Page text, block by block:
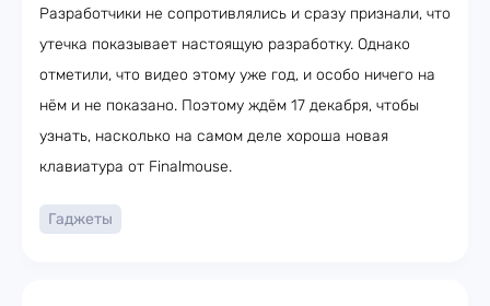
Разработчики не сопротивлялись и сразу признали, что
утечка показывает настоящую разработку. Однако
отметили, что видео этому уже год, и особо ничего на
нём и не показано. Поэтому ждём 17 декабря, чтобы
узнать, насколько на самом деле хороша новая
клавиатура от Finalmouse.
Гаджеты